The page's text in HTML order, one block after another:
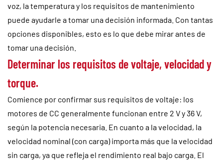
voz, la temperatura y los requisitos de mantenimiento
puede ayudarle a tomar una decisión informada. Con tantas
opciones disponibles, esto es lo que debe mirar antes de
tomar una decisión.
Determinar los requisitos de voltaje, velocidad y
torque.
Comience por confirmar sus requisitos de voltaje: los
motores de CC generalmente funcionan entre 2 V y 36 V,
según la potencia necesaria. En cuanto a la velocidad, la
velocidad nominal (con carga) importa más que la velocidad
sin carga, ya que refleja el rendimiento real bajo carga. El